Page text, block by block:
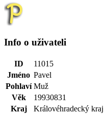
Info o uživateli
ID
11015
Jméno Pavel
Pohlaví Muž
Věk
19930831
Kraj
Královéhradecký kraj